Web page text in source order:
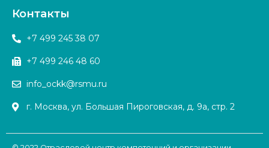
Контакты
+7 499 245 38 07
+7 499 246 48 60
info_ockk@rsmu.ru
г. Москва, ул. Большая Пироговская, д. 9а, стр. 2